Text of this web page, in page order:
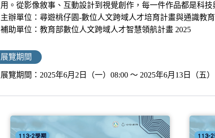
用。從影像敘事、互動設計到視覺創作，每一件作品都是科技
主辦單位：尋遊桃仔園-數位人文跨域人才培育計畫與通識教
補助單位：教育部數位人文跨域人才智慧領航計畫 2025
展覽期間
展覽期間：2025年6月2日（一）08:00 ～ 2025年6月13日（五